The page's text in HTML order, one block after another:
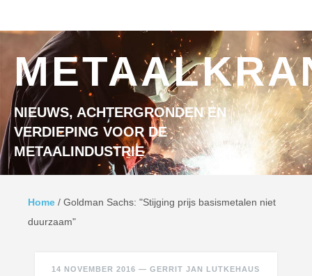
NIEUWS, ACHTERGRONDEN EN
VERDIEPING VOOR DE
METAALINDUSTRIE
Home / Goldman Sachs: "Stijging prijs basismetalen niet
duurzaam"
14 NOVEMBER 2016 —GERRIT JAN LUTKEHAUS